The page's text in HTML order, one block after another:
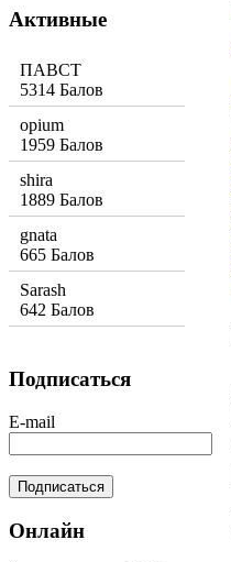
Активные
ПАВСТ
5314 Балов
opium
1959 Балов
shira
1889 Балов
gnata
665 Балов
Sarash
642 Балов
Подписаться
E-mail
Онлайн